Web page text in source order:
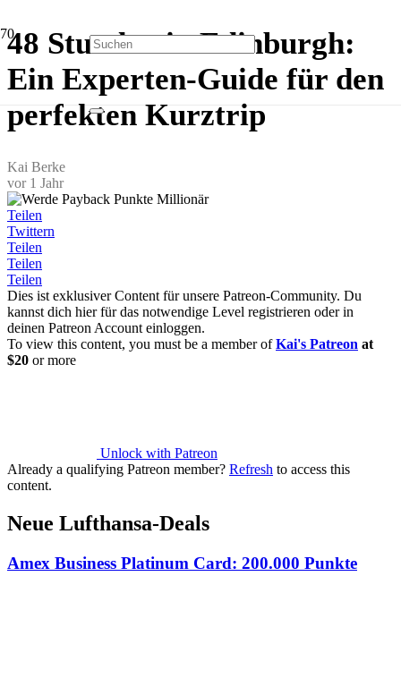
48 Stunden in Edinburgh:
Ein Experten-Guide für den
perfekten Kurztrip
Kai Berke
vor 1 Jahr
Teilen
Twittern
Teilen
Teilen
Teilen
Dies ist exklusiver Content für unsere Patreon-Community. Du
kannst dich hier für das notwendige Level registrieren oder in
deinen Patreon Account einloggen.
To view this content, you must be a member ofKai's Patreon at
$20 or more
Unlock with Patreon
Already a qualifying Patreon member? Refresh to access this
content.
Neue Lufthansa-Deals
Amex Business Platinum Card: 200.000 Punkte